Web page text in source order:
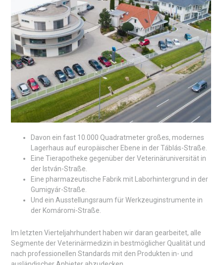
Davon ein fast 10.000 Quadratmeter großes, modernes
Lagerhaus auf europäischer Ebene in der Táblás-Straße.
Eine Tierapotheke gegenüber der Veterinäruniversität in
der István-Straße.
Eine pharmazeutische Fabrik mit Laborhintergrund in der
Gumigyár-Straße.
Und ein Ausstellungsraum für Werkzeuginstrumente in
der Komáromi-Straße.
Im letzten Vierteljahrhundert haben wir daran gearbeitet, alle
Segmente der Veterinärmedizin in bestmöglicher Qualität und
nach professionellen Standards mit den Produkten in- und